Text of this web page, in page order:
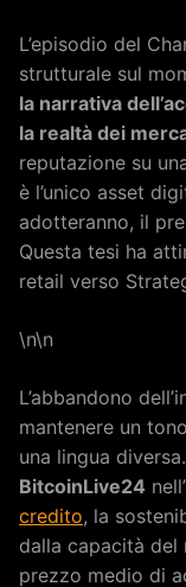
L’episodio del
strutturale sul
la narrativa
la realtà dei
reputazione su
è l’unico asset
adotteranno, il
Questa tesi ha
retail verso
\n\n
L’abbandono
mantenere un
una lingua
BitcoinLive24
credito, la
dalla capacità del
prezzo medio di